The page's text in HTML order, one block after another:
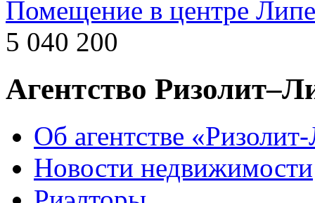
Помещение в центре
5 040 200
Агентство
Об агентстве
Новости недвижимости